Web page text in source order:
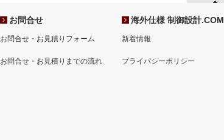
お問合せ
お問合せ・お見積りフォーム
お問合せ・お見積りまでの流れ
海外仕様 制御設計.COM
新着情報
プライバシーポリシー